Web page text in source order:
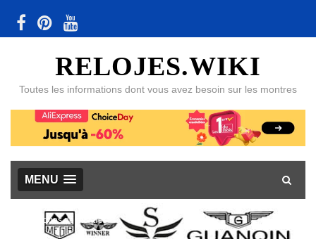
RELOJES.WIKI
Toutes les informations dont vous avez besoin sur les montres
MENU
Marques de montres